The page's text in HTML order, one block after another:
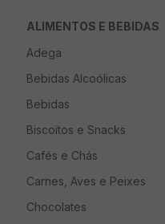
ALIMENTOS E BEBIDAS
Adega
Bebidas Alcoólicas
Bebidas
Biscoitos e Snacks
Cafés e Chás
Carnes, Aves e Peixes
Chocolates